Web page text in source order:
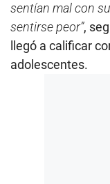
sentían mal con
sentirse peor”,
llegó a calificar
adolescentes.